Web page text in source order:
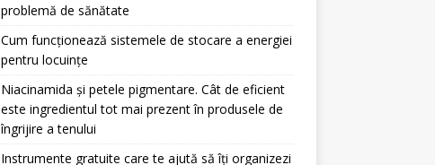
problemă de sănătate
Cum funcționează sistemele de stocare a energiei
pentru locuințe
Niacinamida și petele pigmentare. Cât de eficient
este ingredientul tot mai prezent în produsele de
îngrijire a tenului
Instrumente gratuite care te ajută să îți organizezi